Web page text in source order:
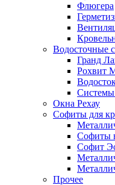
Флюгера
Водосточные
Гранд
Рохвит
Системы
Окна Рехау
Софиты для
Софиты
Софит
Прочее